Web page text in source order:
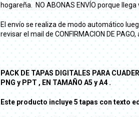
hogareña. NO ABONAS ENVÍO porque llega
El envío se realiza de modo automático
revisar el mail de CONFIRMACION DE
PACK DE TAPAS DIGITALES PARA
PNG y PPT , EN TAMAÑO A5 y A4 .
Este producto incluye 5 tapas con texto